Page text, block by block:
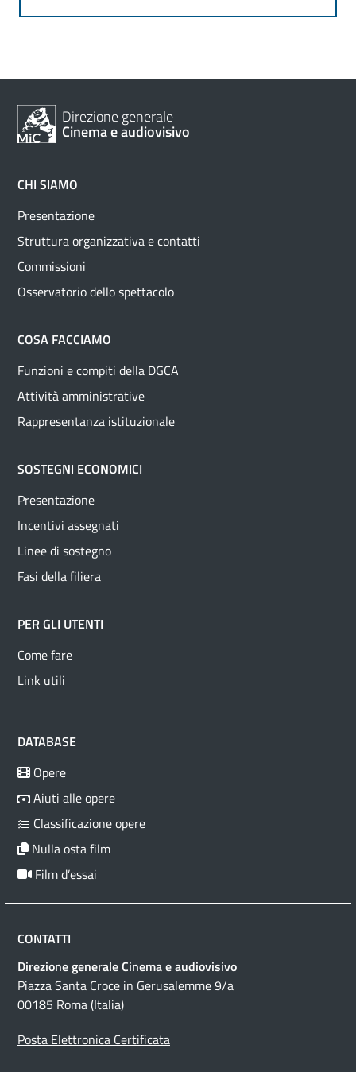
Direzione generale
Cinema e audiovisivo
CHI SIAMO
Presentazione
Struttura organizzativa e contatti
Commissioni
Osservatorio dello spettacolo
COSA FACCIAMO
Funzioni e compiti della DGCA
Attività amministrative
Rappresentanza istituzionale
SOSTEGNI ECONOMICI
Presentazione
Incentivi assegnati
Linee di sostegno
Fasi della filiera
PER GLI UTENTI
Come fare
Link utili
DATABASE
Opere
Aiuti alle opere
Classificazione opere
Nulla osta film
Film d’essai
CONTATTI
Direzione generale Cinema e audiovisivo
Piazza Santa Croce in Gerusalemme 9/a
00185 Roma (Italia)
Posta Elettronica Certificata